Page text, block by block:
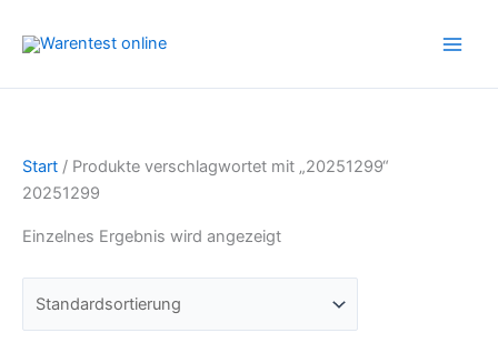
Inhalt
Start / Produkte verschlagwortet mit „20251299“
20251299
Einzelnes Ergebnis wird angezeigt